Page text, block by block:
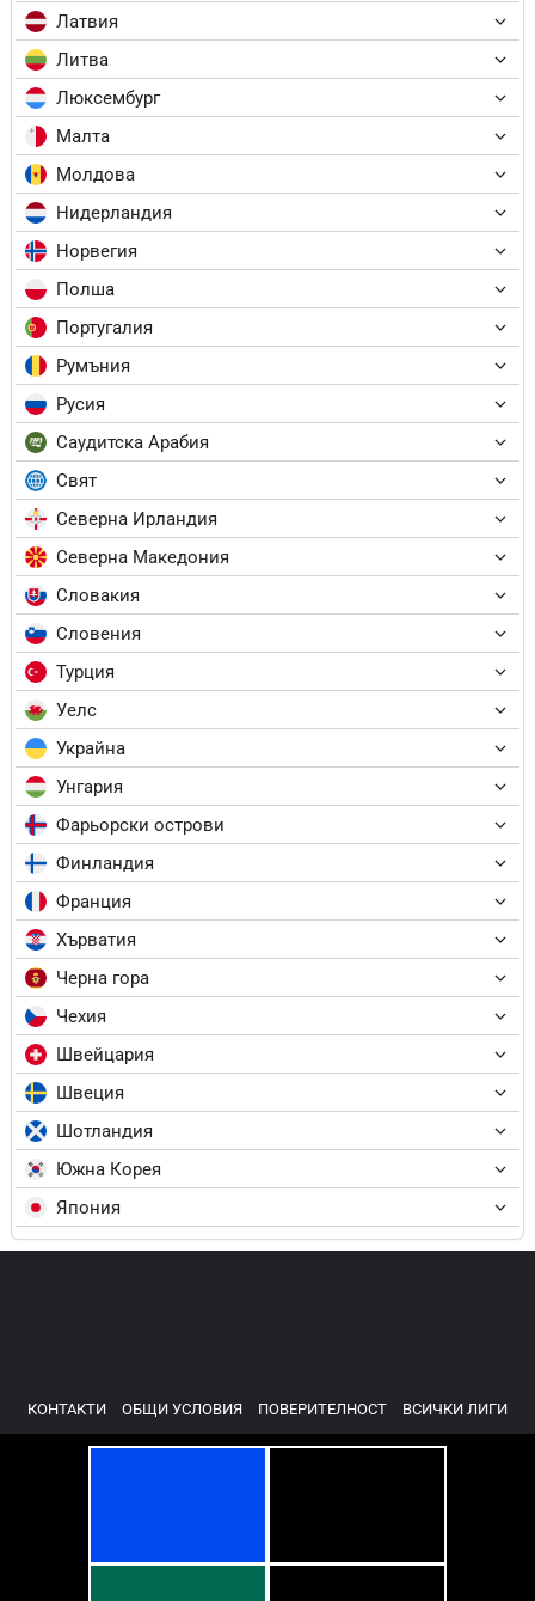
Латвия
Литва
Люксембург
Малта
Молдова
Нидерландия
Норвегия
Полша
Португалия
Румъния
Русия
Саудитска Арабия
Свят
Северна Ирландия
Северна Македония
Словакия
Словения
Турция
Уелс
Украйна
Унгария
Фарьорски острови
Финландия
Франция
Хърватия
Черна гора
Чехия
Швейцария
Швеция
Шотландия
Южна Корея
Япония
КОНТАКТИ ОБЩИ УСЛОВИЯ ПОВЕРИТЕЛНОСТ ВСИЧКИ ЛИГИ